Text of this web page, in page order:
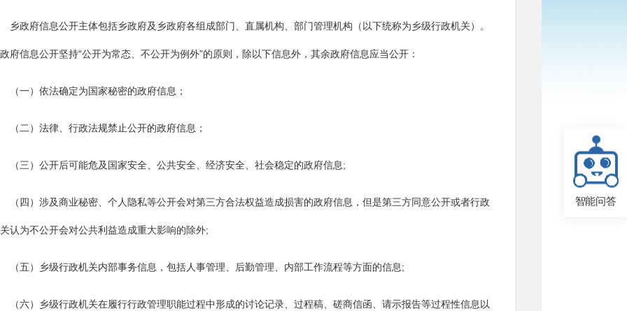
乡政府信息公开主体包括乡政府及乡政府各组成部门、直属机构、部门管理机构（以下统称为乡级行政机关）。
府信息公开坚持“公开为常态、不公开为例外”的原则，除以下信息外，其余政府信息应当公开：
（一）依法确定为国家秘密的政府信息；
（二）法律、行政法规禁止公开的政府信息；
（三）公开后可能危及国家安全、公共安全、经济安全、社会稳定的政府信息;
（四）涉及商业秘密、个人隐私等公开会对第三方合法权益造成损害的政府信息，但是第三方同意公开或者行政
认为不公开会对公共利益造成重大影响的除外;
（五）乡级行政机关内部事务信息，包括人事管理、后勤管理、内部工作流程等方面的信息;
（六）乡级行政机关在履行行政管理职能过程中形成的讨论记录、过程稿、磋商信函、请示报告等过程性信息以
智能问答